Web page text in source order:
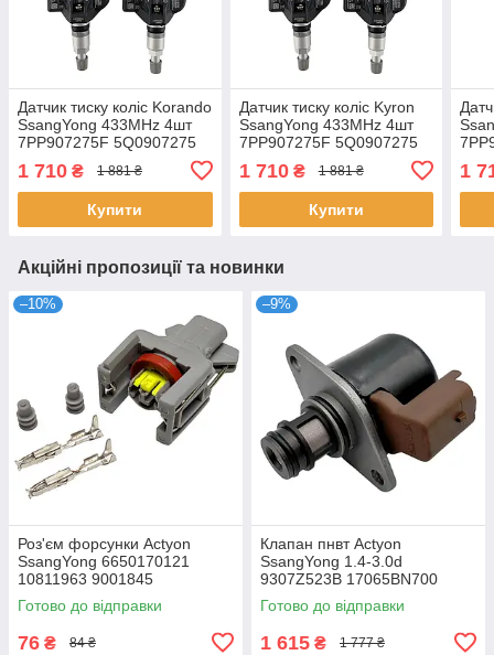
Датчик тиску коліс Korando
SsangYong 433MHz 4шт
7PP907275F 5Q0907275
5Q0907275B 4D0907275
36106877937
1 710 ₴ 1 881 ₴
Купити
Датчик тиску коліс Kyron
SsangYong 433MHz 4шт
7PP907275F 5Q0907275
5Q0907275B 4D0907275
36106877937
1 710₴ 1 881 ₴
Купити
1
Акційні пропозиції та новинки
–10%
Роз'єм форсунки Actyon
SsangYong 6650170121
10811963 9001845
Готово до відправки
76 ₴ 84 ₴
–9%
Клапан пнвт Actyon
SsangYong 1.4-3.0d
9307Z523B 17065BN700
7701206905 4S4Q9G586AA
1329098
Готово до відправки
1 615 ₴ 1 777 ₴